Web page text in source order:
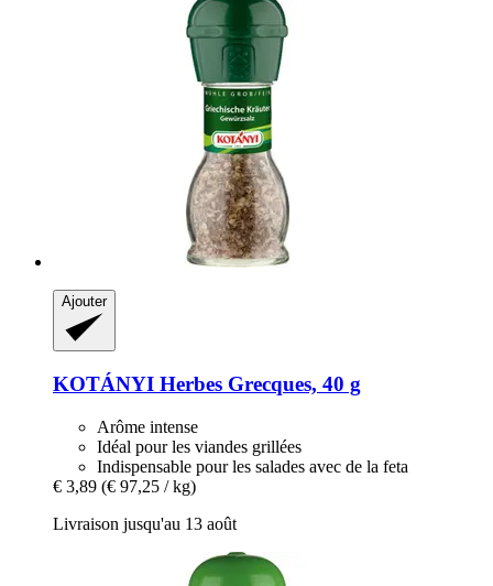
Ajouter
KOTÁNYI Herbes Grecques, 40 g
Arôme intense
Idéal pour les viandes grillées
Indispensable pour les salades avec de la feta
€ 3,89 (€ 97,25 / kg)
Livraison jusqu'au 13 août